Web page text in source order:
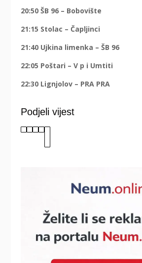
20:50 ŠB 96 – Bobovište
21:15 Stolac – Čapljinci
21:40 Ujkina limenka – ŠB 96
22:05 Poštari – V p i Umtiti
22:30 Lignjolov – PRA PRA
Podjeli vijest